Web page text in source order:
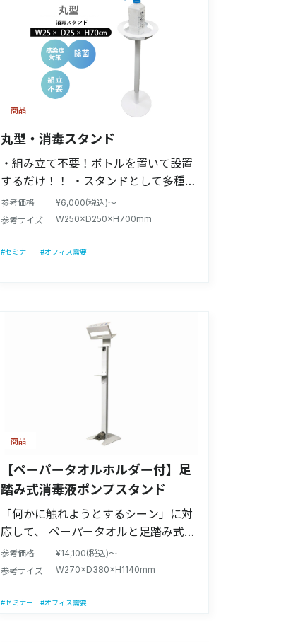
様上の注意： 勢いよく踏み込むと、消
毒液が衣類に付着する可能性があるの
で、 ゆっくりと踏み込んで噴射する量
を調整してください。 ※設置前に取付
位置の調整である程度は解消されると
思います。 ③効果：容器に触れずに消
清潔に保てる。 ④仕様用途：非接触で
手指の消毒が可能
PAT) 【適合ボトルサイズ】高さ16cm
～27cmの手指消毒液に対応しておりま
す。 【商品サイズ】(看板含む)：幅
25cm×奥行28cm×高さ104cm/(看板な
し：高さ約92cm) 【商品重量】約
4.2kg(※消毒液は含みません) 【材質】
ステンレス製 【製造国】日本製 【付属
ンプ固定用マジックテープ、組立用工
具、ペダル用シール、四ヶ国語看板シ
ール ※本製品に薬液及びポンプは付属
しません。 ※製品の改良により、予告
項：モニターの発色によって色が異な
様上の注意： 勢いよく踏み込むと、消
毒液が衣類に付着する可能性があるの
を調整してください。 ※設置前に取付
毒が可能なので衛生的に安心。容器も
手指の消毒が可能
丸型・消毒スタンド
・組み立て不要！ボトルを置いて設置
するだけ！！ ・スタンドとして多種多
様の場面でご活用いただけます！ ・転
倒防止・盗難防止パーツ等を取り付け
です！ ・【商品サイズ】幅25cm×奥行
いて設置するだけ！！ スタンドとして
多種多様の場面でご活用いただけま
り付ける穴があるので、カスタマイズ
3.5kg 【材質】スチール製 【製造国】
日本製 【付属品】本体1個 ※本製品に
薬液及びポンプは付属しません。 ※製
品の改良により、予告なく変更する場
合があります。 注意事項：モニターの
発色によって色が異なって見える場合
がございます。
参考価格
¥6,000(税込)～
参考サイズ
W250×D250×H700mm
商品
#セミナー #オフィス需要
【ペーパータオルホルダー付】足
踏み式消毒液ポンプスタンド
「何かに触れようとするシーン」に対
応して、 ペーパータオルと足踏み式消
毒スタンドが融合！ 手指の消毒のみな
らず、ペーパータオルに消毒液を湿ら
す。 施設で貸し出しているショッピン
参考価格
¥14,100(税込)～
参考サイズ
W270×D380×H1140mm
商品
#セミナー #オフィス需要